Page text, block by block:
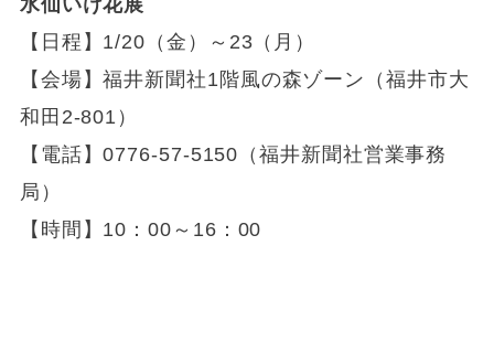
水仙いけ花展
【日程】1/20（金）～23（月）
【会場】福井新聞社1階風の森ゾーン（福井市大
和田2-801）
【電話】0776-57-5150（福井新聞社営業事務
局）
【時間】10：00～16：00